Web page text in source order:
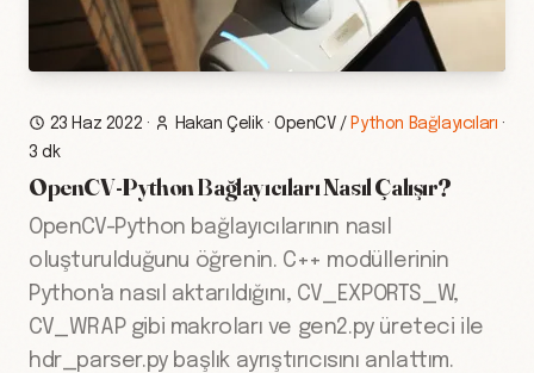
23 Haz 2022 · Hakan Çelik·OpenCV / Python Bağlayıcıları ·
3 dk
OpenCV-Python Bağlayıcıları Nasıl Çalışır?
OpenCV-Python bağlayıcılarının nasıl
oluşturulduğunu öğrenin. C++ modüllerinin
Python'a nasıl aktarıldığını, CV_EXPORTS_W,
CV_WRAP gibi makroları ve gen2.py üreteci ile
hdr_parser.py başlık ayrıştırıcısını anlattım.